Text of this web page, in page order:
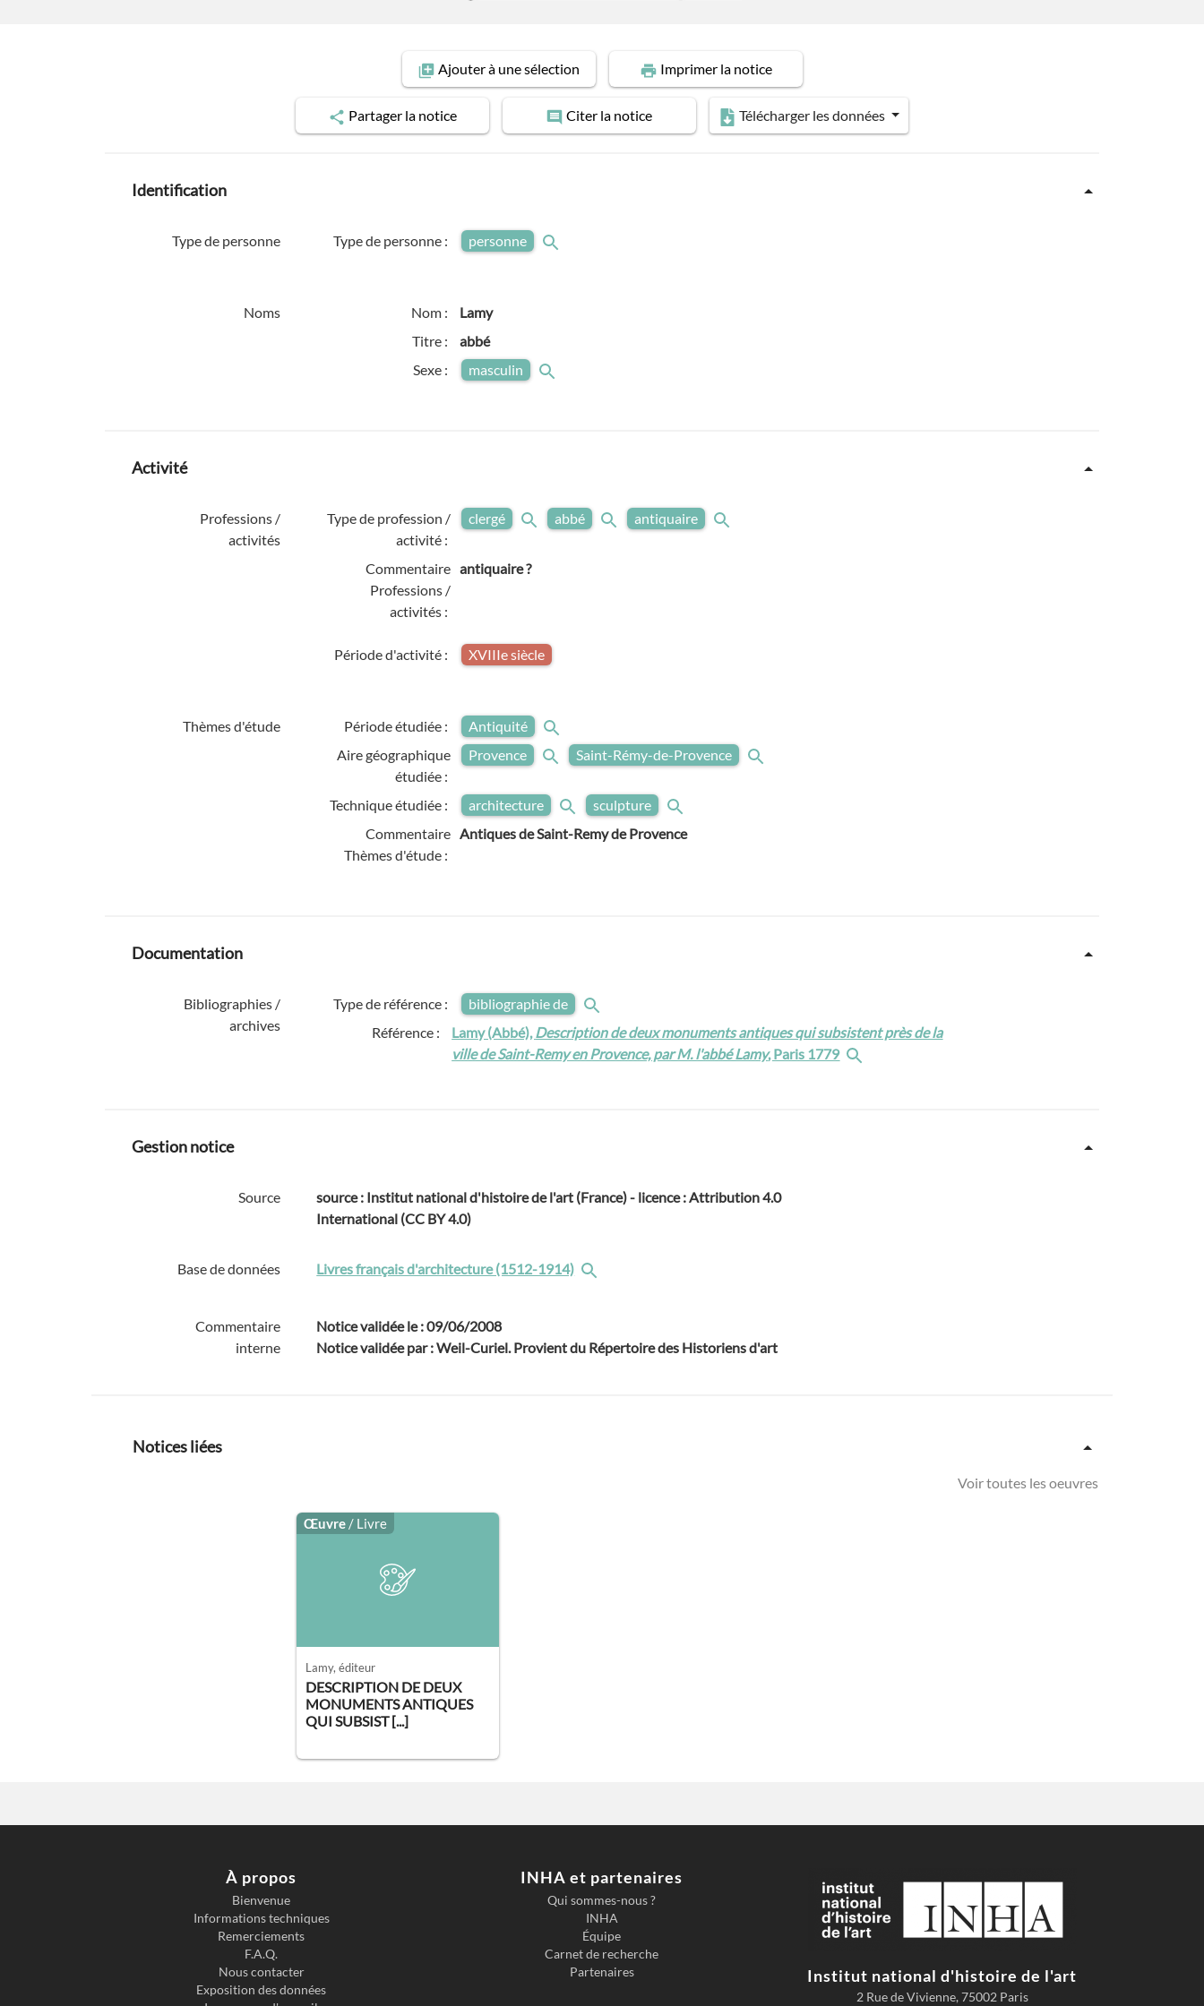
Ajouterà une sélection Imprimerla notice
Partagerla notice Citer la notice Télécharger les données
Identification
Type de personne Type de personne : personne
Noms Nom :
Lamy
Titre :
abbé
Sexe :
masculin
Activité
Professions /
activités
Type de profession /
activité :
clergé abbé antiquaire
Commentaire
Professions /
activités :
antiquaire ?
Période d'activité : XVIIIe siècle
Thèmes d'étude Période étudiée :
Antiquité
Aire géographique
étudiée :
Provence Saint-Rémy-de-Provence
Technique étudiée : architecture
sculpture
Commentaire
Thèmes d'étude :
Antiques de Saint-Remy de Provence
Documentation
Bibliographies /
archives
Type de référence :
bibliographie de
Référence :
Lamy (Abbé),Description de deux monuments antiques qui subsistent près de la
ville de Saint-Remy en Provence, par M. l'abbé Lamy, Paris 1779
Gestion notice
Source
source : Institut national d'histoire de l'art (France) - licence : Attribution 4.0
International (CC BY 4.0)
Base de données Livres français d'architecture (1512-1914)
Commentaire
interne
Notice validée le : 09/06/2008
Notice validée par : Weil-Curiel. Provient du Répertoire des Historiens d'art
Notices liées
Voir toutes les oeuvres
Œuvre / Livre
Lamy, éditeur
DESCRIPTION DE DEUX
MONUMENTS ANTIQUES
QUI SUBSIST [...]
À propos
Bienvenue
Informations techniques
Remerciements
F.A.Q.
Nous contacter
Exposition des données
INHA et partenaires
Qui sommes-nous ?
INHA
Équipe
Carnet de recherche
Partenaires
Institut national d'histoire de l'art
2 Rue de Vivienne, 75002 Paris